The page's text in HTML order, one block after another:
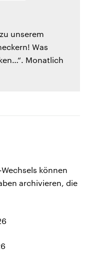
unserem
Was
Monatlich
können
archivieren, die